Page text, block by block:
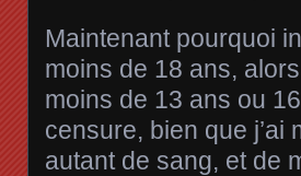
Maintenant pourquoi
moins de 18 ans,
moins de 13 ans ou
censure, bien que
autant de sang, et de